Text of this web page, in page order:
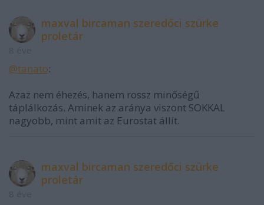
maxval bircaman szeredőci szürke
proletár
@tanato:
Azaz nem éhezés, hanem rossz minőségű
táplálkozás. Aminek az aránya viszont SOKKAL
nagyobb, mint amit az Eurostat állít.
maxval bircaman szeredőci szürke
proletár